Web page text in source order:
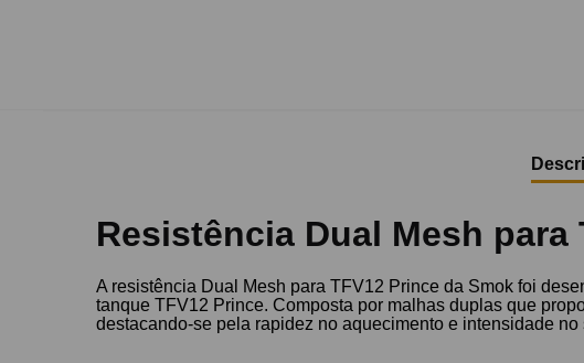
Resistência Dual Mesh para
A resistência Dual Mesh para TFV12 Prince da Smok foi
tanque TFV12 Prince. Composta por malhas duplas que
destacando-se pela rapidez no aquecimento e intensidade no